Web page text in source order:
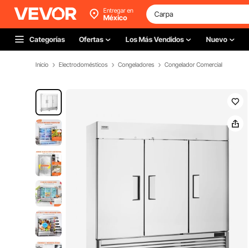
Entregar en
México
Categorías Ofertas Los Más Vendidos Nuevo
Inicio Electrodomésticos Congeladores Congelador Comercial